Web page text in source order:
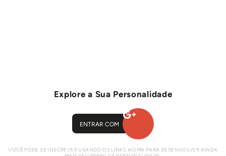
Explore a Sua Personalidade
ENTRAR COM
VOCÊ PODE SE INSCREVER USANDO OS LINKS ACIMA PARA DESENVOLVER AINDA